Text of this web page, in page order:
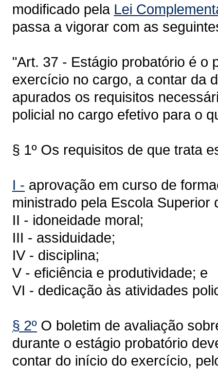
modificado pela Lei
passa a vigorar com as
"Art. 37 - Estágio probatório é o
exercício no cargo, a contar da
apurados os requisitos
policial no cargo efetivo para o
§ 1º Os requisitos de que trata
I - aprovação em curso de
ministrado pela Escola Superior
II - idoneidade moral;
III - assiduidade;
IV - disciplina;
V - eficiência e produtividade; e
VI - dedicação às atividades
§ 2º O boletim de avaliação
durante o estágio probatório
contar do início do exercício,